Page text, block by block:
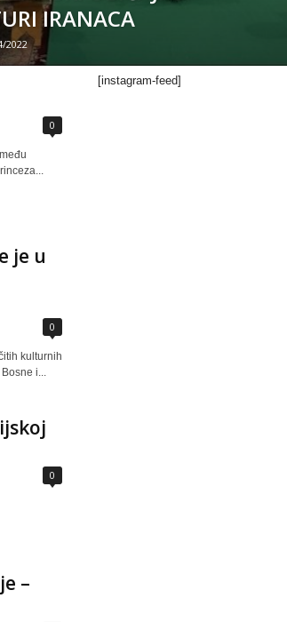
IRANACA
2022
0
je u
0
kulturnih
i...
0
–
[instagram-feed]